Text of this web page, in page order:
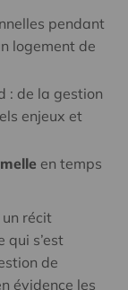
pendant
logement de
: de la gestion
enjeux et
en temps
récit
qui s’est
de
évidence les